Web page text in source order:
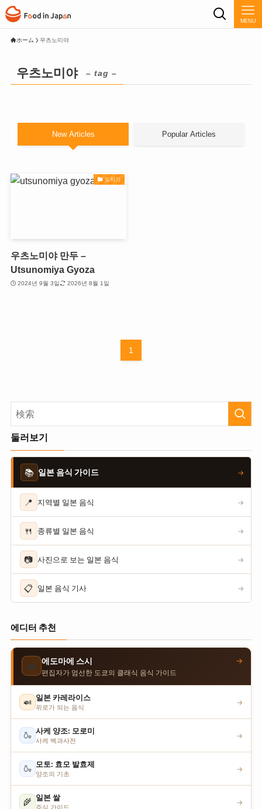
MENU
ホーム 우츠노미야
우츠노미야 – tag –
New Articles Popular Articles
도치기
우츠노미야 만두 –
Utsunomiya Gyoza
2024년 9월 3일 2026년 8월 1일
1
둘러보기
📚 일본 음식 가이드 →
📍 지역별 일본 음식 →
🍴 종류별 일본 음식 →
📷 사진으로 보는 일본 음식 →
📋 일본 음식 기사 →
에디터 추천
🍣 에도마에 스시
편집자가 엄선한 도쿄의 클래식 음식 가이드
→
🍛 일본 카레라이스
위로가 되는 음식
→
🍶 사케 양조: 모로미
사케 백과사전
→
🍶 모토: 효모 발효제
양조의 기초
→
🌾 일본 쌀
주식 가이드
→